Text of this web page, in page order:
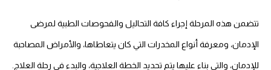
تتضمن هذه المرحلة إجراء كافة التحاليل والفحوصات الطبية لمرضى
الإدمان، ومعرفة أنواع المخدرات التي كان يتعاطاها، والأمراض المصاحبة
للإدمان، والتي بناء عليها يتم تحديد الخطة العلاجية، والبدء في رحلة العلاج.